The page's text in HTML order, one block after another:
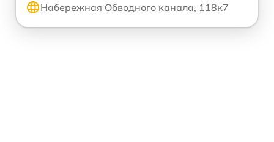
Набережная Обводного канала, 118к7